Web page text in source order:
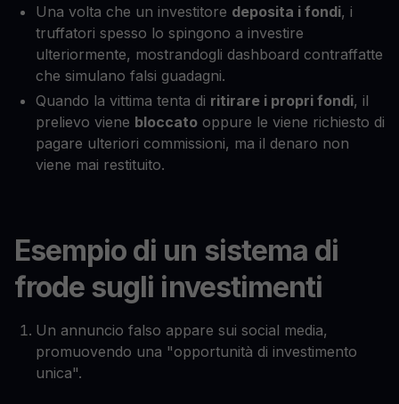
Una volta che un investitore deposita i fondi, i
truffatori spesso lo spingono a investire
ulteriormente, mostrandogli dashboard contraffatte
che simulano falsi guadagni.
Quando la vittima tenta di ritirare i propri fondi, il
prelievo viene bloccato oppure le viene richiesto di
pagare ulteriori commissioni, ma il denaro non
viene mai restituito.
Esempio di un sistema di
frode sugli investimenti
Un annuncio falso appare sui social media,
promuovendo una "opportunità di investimento
unica".